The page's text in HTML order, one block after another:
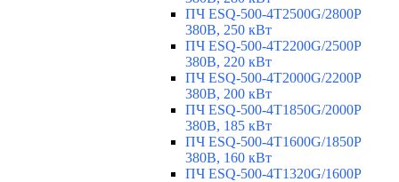
ПЧ ESQ-500-4T2500G/2800P
380В, 250 кВт
ПЧ ESQ-500-4T2200G/2500P
380В, 220 кВт
ПЧ ESQ-500-4T2000G/2200P
380В, 200 кВт
ПЧ ESQ-500-4T1850G/2000P
380В, 185 кВт
ПЧ ESQ-500-4T1600G/1850P
380В, 160 кВт
ПЧ ESQ-500-4T1320G/1600P